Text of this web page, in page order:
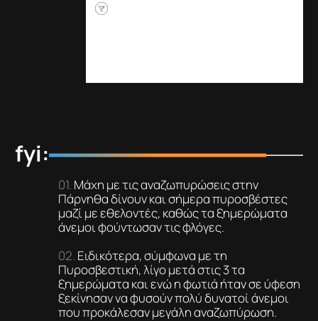
fyi:
Μάχη με τις αναζωπυρώσεις στην
Πάρνηθα δίνουν και σήμερα πυροσβέστες
μαζί με εθελοντές, καθώς τα ξημερώματα
άνεμοι φούντωσαν τις φλόγες.
Ειδικότερα, σύμφωνα με τη
Πυροσβεστική, λίγο μετά στις 3 τα
ξημερώματα και ενώ η φωτιά ήταν σε ύφεση
ξεκίνησαν να φυσούν πολύ δυνατοί άνεμοι
που προκάλεσαν μεγάλη αναζωπύρωση.